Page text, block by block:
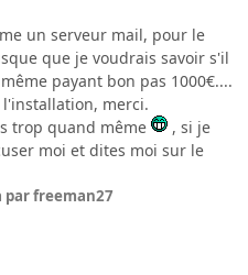
un serveur mail, pour le
que je voudrais savoir s'il
payant bon pas 1000€....
l'installation, merci.
trop quand même
, si je
moi et dites moi sur le
par freeman27